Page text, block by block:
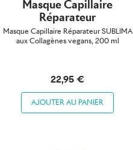
Masque Capillaire
Réparateur
Masque Capillaire Réparateur SUBLIMA
aux Collagènes vegans, 200 ml
22,95 €
AJOUTER AU PANIER